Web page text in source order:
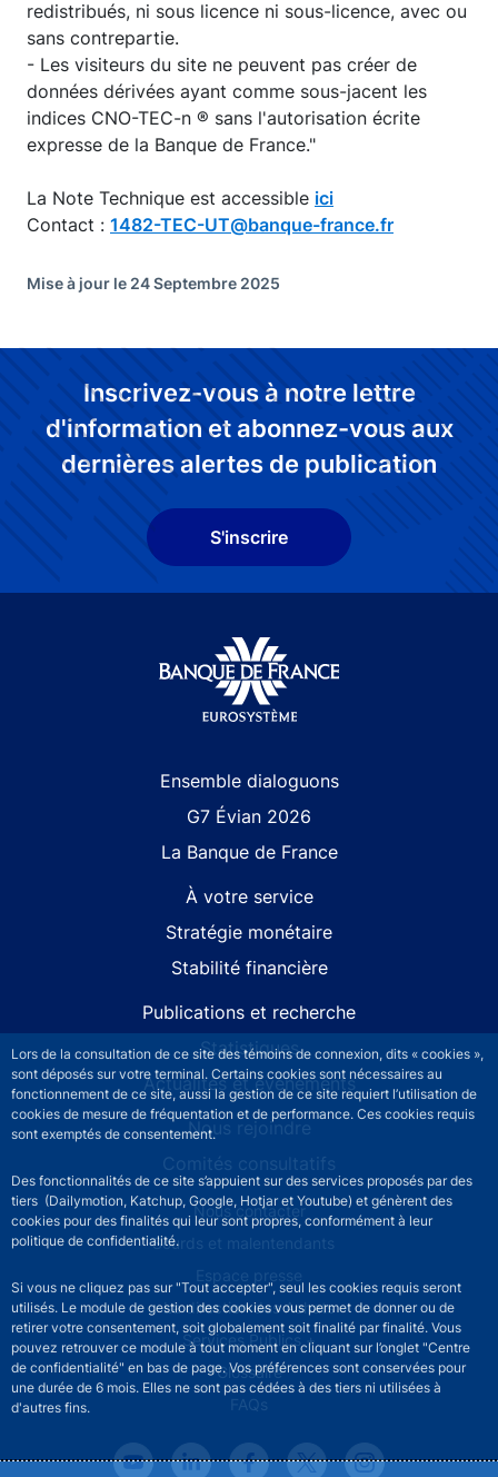
Lors de la consultation de ce site des témoins de connexion, dits « cookies »,
sont déposés sur votre terminal. Certains cookies sont nécessaires au
fonctionnement de ce site, aussi la gestion de ce site requiert l’utilisation de
cookies de mesure de fréquentation et de performance. Ces cookies requis
sont exemptés de consentement.
Des fonctionnalités de ce site s’appuient sur des services proposés par des
tiers (Dailymotion, Katchup, Google, Hotjar et Youtube) et génèrent des
cookies pour des finalités qui leur sont propres, conformément à leur
politique de confidentialité.
Si vous ne cliquez pas sur "Tout accepter", seul les cookies requis seront
utilisés. Le module de gestion des cookies vous permet de donner ou de
retirer votre consentement, soit globalement soit finalité par finalité. Vous
pouvez retrouver ce module à tout moment en cliquant sur l’onglet "Centre
de confidentialité" en bas de page. Vos préférences sont conservées pour
une durée de 6 mois. Elles ne sont pas cédées à des tiers ni utilisées à
d'autres fins.
redistribués, ni sous licence ni sous-licence, avec ou
sans contrepartie.
- Les visiteurs du site ne peuvent pas créer de
données dérivées ayant comme sous-jacent les
indices CNO-TEC-n ® sans l'autorisation écrite
expresse de la Banque de France."
La Note Technique est accessible ici
Contact : 1482-TEC-UT@banque-france.fr
Mise à jour le 24 Septembre 2025
Inscrivez-vous à notre lettre
d'information et abonnez-vous aux
dernières alertes de publication
S'inscrire
Ensemble dialoguons
G7 Évian 2026
La Banque de France
À votre service
Stratégie monétaire
Stabilité financière
Publications et recherche
Statistiques
Actualités et événements
Nous rejoindre
Comités consultatifs
Footer secondary menuNous contacter
Sourds et malentendants
Espace presse
La direction des Achats
Services Publics +
Glossaire
FAQs